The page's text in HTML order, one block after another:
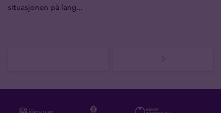
situasjonen på lang...